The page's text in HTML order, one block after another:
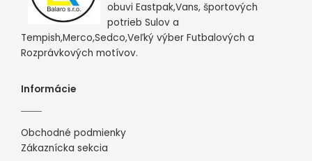
obuvi Eastpak,Vans, športových
potrieb Sulov a
Tempish,Merco,Sedco,Veľký výber Futbalových a
Rozprávkových motívov.
Informácie
Obchodné podmienky
Zákaznícka sekcia